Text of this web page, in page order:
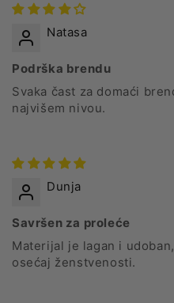
Natasa
Podrška brendu
Svaka čast za domaći
najvišem nivou.
Dunja
Savršen za proleće
Materijal je lagan i
osećaj ženstvenosti.